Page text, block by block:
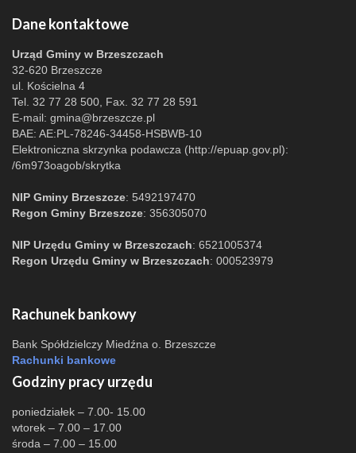
Dane kontaktowe
Urząd Gminy w Brzeszczach
32-620 Brzeszcze
ul. Kościelna 4
Tel. 32 77 28 500, Fax. 32 77 28 591
E-mail: gmina@brzeszcze.pl
BAE: AE:PL-78246-34458-HSBWB-10
Elektroniczna skrzynka podawcza (http://epuap.gov.pl):
/6m973oagob/skrytka
NIP Gminy Brzeszcze: 5492197470
Regon Gminy Brzeszcze: 356305070
NIP Urzędu Gminy w Brzeszczach: 6521005374
Regon Urzędu Gminy w Brzeszczach: 000523979
Rachunek bankowy
Bank Spółdzielczy Miedźna o. Brzeszcze
Rachunki bankowe
Godziny pracy urzędu
poniedziałek – 7.00- 15.00
wtorek – 7.00 – 17.00
środa – 7.00 – 15.00